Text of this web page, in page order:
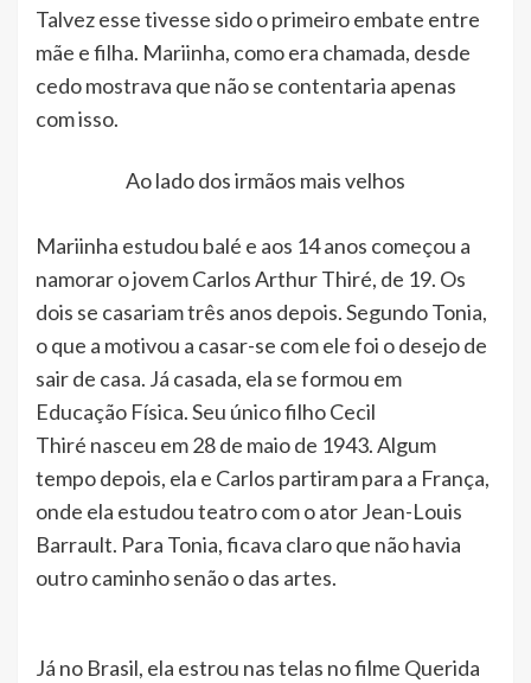
Talvez esse tivesse sido o primeiro embate entre
mãe e filha. Mariinha, como era chamada, desde
cedo mostrava que não se contentaria apenas
com isso.
Ao lado dos irmãos mais velhos
Mariinha estudou balé e aos 14 anos começou a
namorar o jovem Carlos Arthur Thiré, de 19. Os
dois se casariam três anos depois. Segundo Tonia,
o que a motivou a casar-se com ele foi o desejo de
sair de casa. Já casada, ela se formou em
Educação Física. Seu único filho Cecil
Thiré nasceu em 28 de maio de 1943. Algum
tempo depois, ela e Carlos partiram para a França,
onde ela estudou teatro com o ator Jean-Louis
Barrault. Para Tonia, ficava claro que não havia
outro caminho senão o das artes.
Já no Brasil, ela estrou nas telas no filme Querida